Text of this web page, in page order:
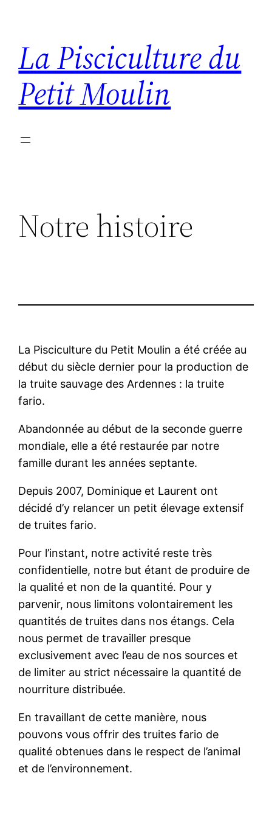
contenu
La Pisciculture du
Petit Moulin
Notre histoire
La Pisciculture du Petit Moulin a été créée au
début du siècle dernier pour la production de
la truite sauvage des Ardennes : la truite
fario.
Abandonnée au début de la seconde guerre
mondiale, elle a été restaurée par notre
famille durant les années septante.
Depuis 2007, Dominique et Laurent ont
décidé d’y relancer un petit élevage extensif
de truites fario.
Pour l’instant, notre activité reste très
confidentielle, notre but étant de produire de
la qualité et non de la quantité. Pour y
parvenir, nous limitons volontairement les
quantités de truites dans nos étangs. Cela
nous permet de travailler presque
exclusivement avec l’eau de nos sources et
de limiter au strict nécessaire la quantité de
nourriture distribuée.
En travaillant de cette manière, nous
pouvons vous offrir des truites fario de
qualité obtenues dans le respect de l’animal
et de l’environnement.